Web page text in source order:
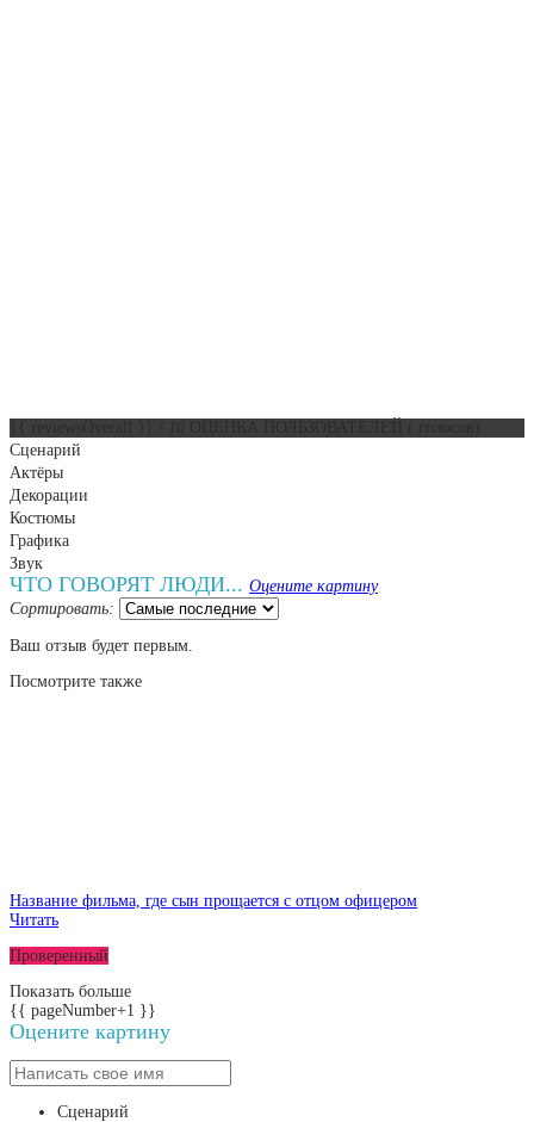
Сценарий
Актёры
Декорации
Костюмы
Графика
Звук
ЧТО ГОВОРЯТ ЛЮДИ... Оцените картину
Сортировать:
Ваш отзыв будет первым.
Посмотрите также
Название фильма, где сын прощается с отцом офицером
Читать
Проверенный
Показать больше
{{ pageNumber+1 }}
Оцените картину
Сценарий